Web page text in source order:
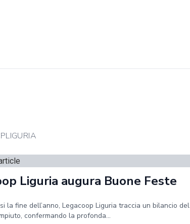
Liguria augura Buone Feste
la fine dell’anno, Legacoop Liguria traccia un bilancio del
confermando la profonda...